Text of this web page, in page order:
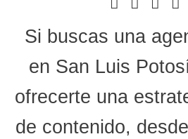
Si buscas una
en San Luis
ofrecerte una
de contenido,